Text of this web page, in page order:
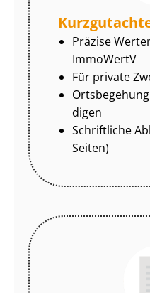
Präzise
ImmoWertV
Für private
di­gen
Schriftliche
Seiten)